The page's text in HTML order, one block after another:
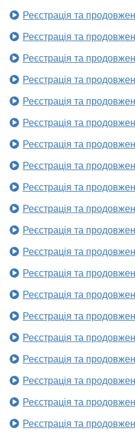
Реєстрація та
Реєстрація та
Реєстрація та
Реєстрація та
Реєстрація та
Реєстрація та
Реєстрація та
Реєстрація та
Реєстрація та
Реєстрація та
Реєстрація та
Реєстрація та
Реєстрація та
Реєстрація та
Реєстрація та
Реєстрація та
Реєстрація та
Реєстрація та
Реєстрація та
Реєстрація та